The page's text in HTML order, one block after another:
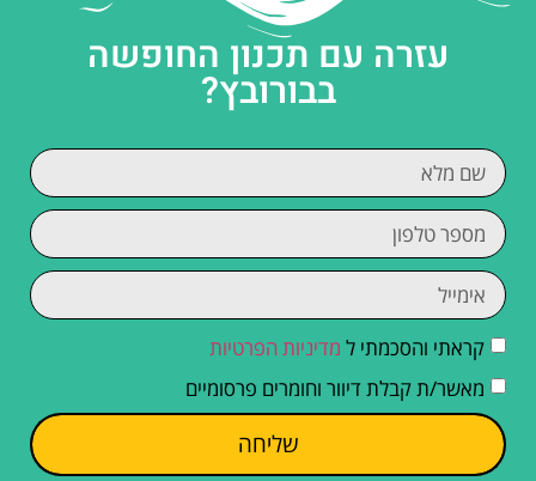
עזרה עם תכנון החופשה
בבורובץ?
קראתי והסכמתי ל מדיניות הפרטיות
מאשר/ת קבלת דיוור וחומרים פרסומיים
שליחה